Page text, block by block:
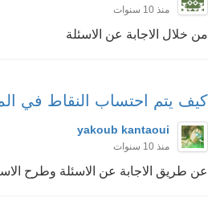
منذ 10 سنوات
من خلال الاجابة عن الاسئلة
كيف يتم احتساب النقاط في
yakoub kantaoui
منذ 10 سنوات
عن طريق الاجابة عن الاسئلة وطرح